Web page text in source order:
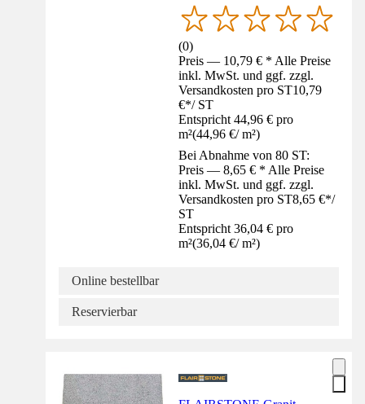
(0)
Preis — 10,79 € * Alle Preise
inkl. MwSt. und ggf. zzgl.
Versandkosten pro ST10,79
€*/ ST
Entspricht 44,96 € pro
m²(44,96 €/ m²)
Bei Abnahme von 80 ST:
Preis — 8,65 € * Alle Preise
inkl. MwSt. und ggf. zzgl.
Versandkosten pro ST8,65 €*/
ST
Entspricht 36,04 € pro
m²(36,04 €/ m²)
Online bestellbar
Reservierbar